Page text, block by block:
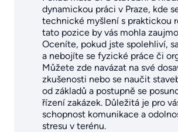
dynamickou práci v Praze, kde
technické myšlení s praktickou
tato pozice by vás mohla
Oceníte, pokud jste spolehliví,
a nebojíte se fyzické práce či
Můžete zde navázat na své
zkušenosti nebo se naučit
od základů a postupně se
řízení zakázek. Důležitá je pro
schopnost komunikace a
stresu v terénu.